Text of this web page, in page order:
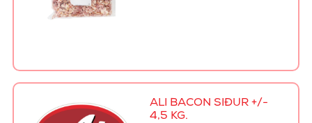
ALI BACON SÍÐUR +/-
4,5 KG.